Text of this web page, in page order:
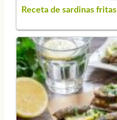
Receta de sardinas fritas